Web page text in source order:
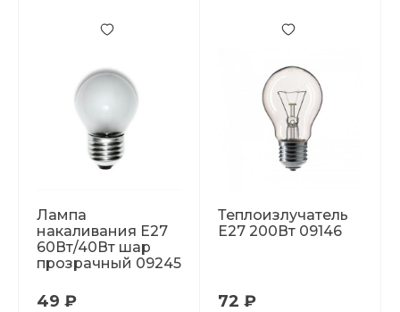
Лампа
накаливания Е27
60Вт/40Вт шар
прозрачный 09245
49 ₽
Теплоизлучатель
Е27 200Вт 09146
72 ₽